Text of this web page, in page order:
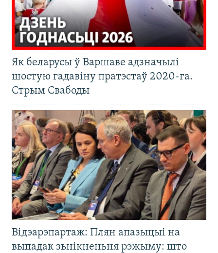
Як беларусы ў Варшаве адзначылі
шостую гадавіну пратэстаў 2020-га.
Стрым Свабоды
Відэарэпартаж: Плян апазыцыі на
выпадак зьнікненьня рэжыму: што